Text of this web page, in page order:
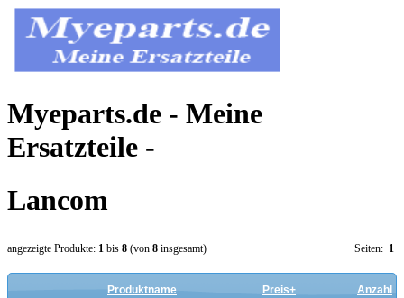
Myeparts.de - Meine
Ersatzteile -
Lancom
Seiten: 1
angezeigte Produkte: 1 bis 8 (von 8 insgesamt)
Produktname Preis+ Anzahl